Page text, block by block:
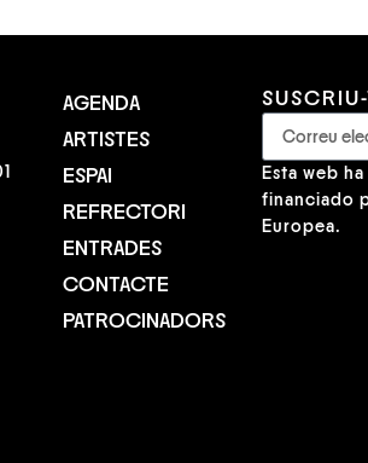
AGENDA
ARTISTES
ESPAI
REFRECTORI
ENTRADES
CONTACTE
PATROCINADORS
Esta web
financiado
Europea.